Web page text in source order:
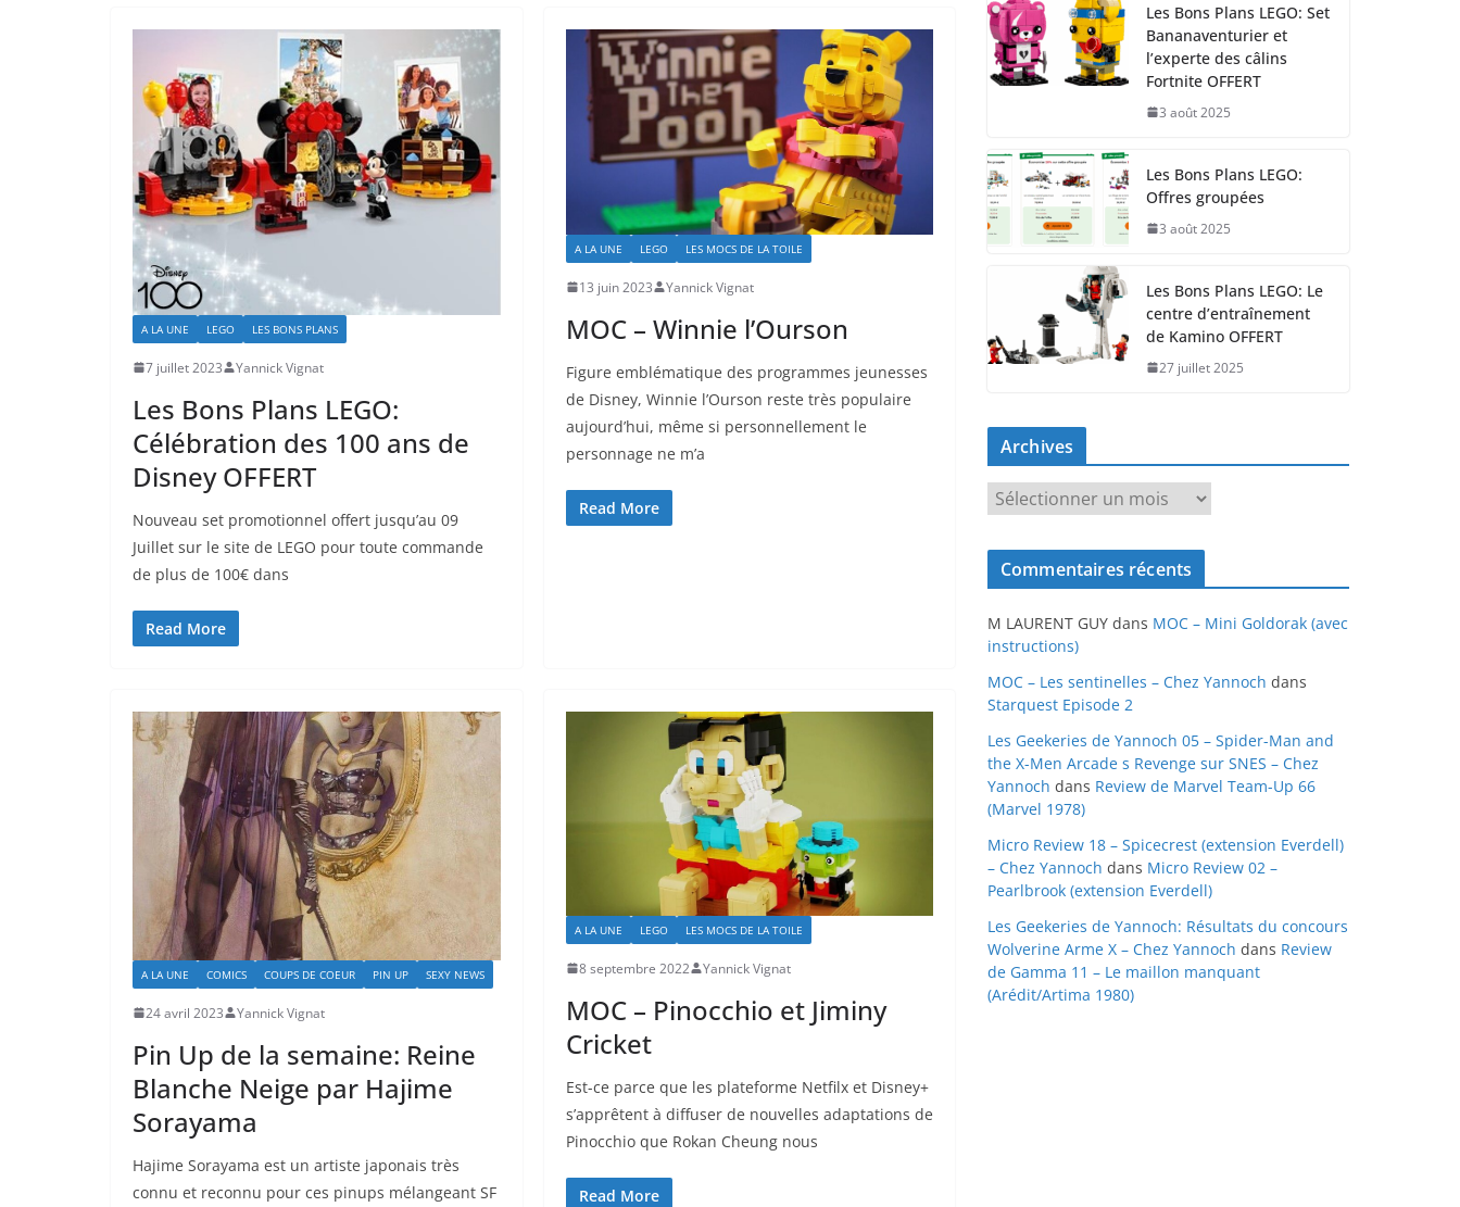
A LA UNE LEGO LES BONS PLANS
7 juillet 2023 Yannick Vignat
Les Bons Plans LEGO:
Célébration des 100 ans de
Disney OFFERT
Nouveau set promotionnel offert jusqu’au 09
Juillet sur le site de LEGO pour toute commande
de plus de 100€ dans
Read More
A LA UNE LEGO LES MOCS DE LA TOILE
13 juin 2023 Yannick Vignat
MOC – Winnie l’Ourson
Figure emblématique des programmes jeunesses
de Disney, Winnie l’Ourson reste très populaire
aujourd’hui, même si personnellement le
personnage ne m’a
Read More
A LA UNE COMICS COUPS DE COEUR PIN UP SEXY NEWS
24 avril 2023 Yannick Vignat
Pin Up de la semaine: Reine
Blanche Neige par Hajime
Sorayama
Hajime Sorayama est un artiste japonais très
connu et reconnu pour ces pinups mélangeant SF
A LA UNE LEGO LES MOCS DE LA TOILE
8 septembre 2022 Yannick Vignat
MOC – Pinocchio et Jiminy
Cricket
Est-ce parce que les plateforme Netfilx et Disney+
s’apprêtent à diffuser de nouvelles adaptations de
Pinocchio que Rokan Cheung nous
Read More
Les Bons Plans LEGO: Set
Bananaventurier et
l’experte des câlins
Fortnite OFFERT
3 août 2025
Les Bons Plans LEGO:
Offres groupées
3 août 2025
Les Bons Plans LEGO: Le
centre d’entraînement
de Kamino OFFERT
27 juillet 2025
Archives
r
c
v
e
s
Commentaires récents
M LAURENT GUY dans MOC – Mini Goldorak (avec
instructions)
MOC – Les sentinelles – Chez Yannoch dans
Starquest Episode 2
Les Geekeries de Yannoch 05 – Spider-Man and
the X-Men Arcade s Revenge sur SNES – Chez
Yannoch dans Review de Marvel Team-Up 66
(Marvel 1978)
Micro Review 18 – Spicecrest (extension Everdell)
– Chez Yannoch dans Micro Review 02 –
Pearlbrook (extension Everdell)
Les Geekeries de Yannoch: Résultats du concours
Wolverine Arme X – Chez Yannoch dans Review
de Gamma 11 – Le maillon manquant
(Arédit/Artima 1980)